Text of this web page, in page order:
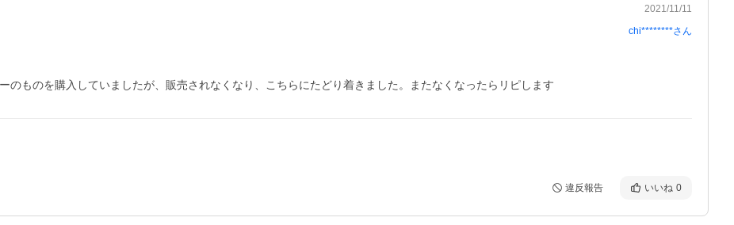
2021/11/11
chi********さん
のものを購入していましたが、販売されなくなり、こちらにたどり着きました。またなくなったらリピします
違反報告 いいね 0